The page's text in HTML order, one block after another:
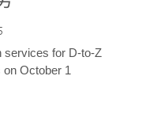
services for D-to-Z
October 1